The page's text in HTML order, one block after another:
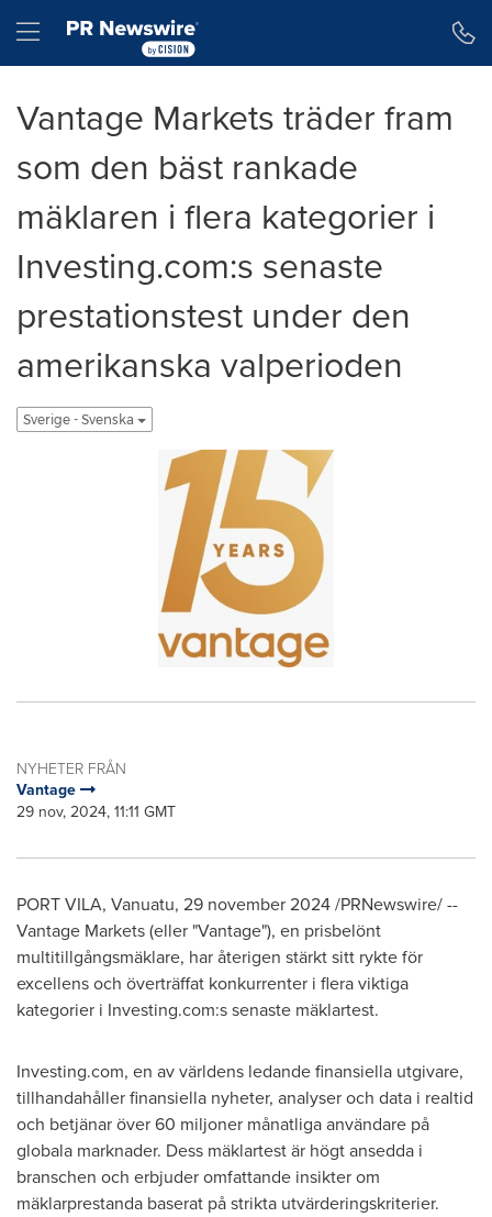
Hamburger menu
Vantage Markets träder fram
som den bäst rankade
mäklaren i flera kategorier i
Investing.com:s senaste
prestationstest under den
amerikanska valperioden
Sverige - Svenska
NYHETER FRÅN
Vantage
29 nov, 2024, 11:11 GMT
PORT VILA, Vanuatu, 29 november 2024/PRNewswire/ --
Vantage Markets (eller "Vantage"), en prisbelönt
multitillgångsmäklare, har återigen stärkt sitt rykte för
excellens och överträffat konkurrenter i flera viktiga
kategorier i Investing.com:s senaste mäklartest.
Investing.com, en av världens ledande finansiella utgivare,
tillhandahåller finansiella nyheter, analyser och data i realtid
och betjänar över 60 miljoner månatliga användare på
globala marknader. Dess mäklartest är högt ansedda i
branschen och erbjuder omfattande insikter om
mäklarprestanda baserat på strikta utvärderingskriterier.